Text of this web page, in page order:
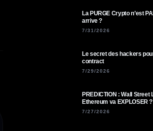
La PURGE Crypto n’est
arrive ?
7/31/2026
Le secret des hackers
contract
7/29/2026
PREDICTION : Wall
Ethereum va EXPLOSER ?
7/27/2026